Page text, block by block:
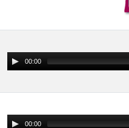
00:00
00:00